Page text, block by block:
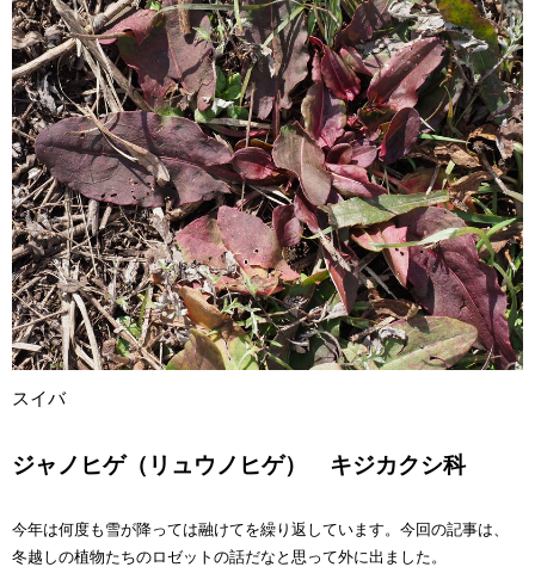
スイバ
ジャノヒゲ（リュウノヒゲ） キジカクシ科
今年は何度も雪が降っては融けてを繰り返しています。今回の記事は、
冬越しの植物たちのロゼットの話だなと思って外に出ました。